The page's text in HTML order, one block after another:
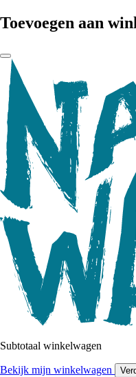
Toevoegen aan
Subtotaal winkelwagen
Bekijk mijn winkelwagen